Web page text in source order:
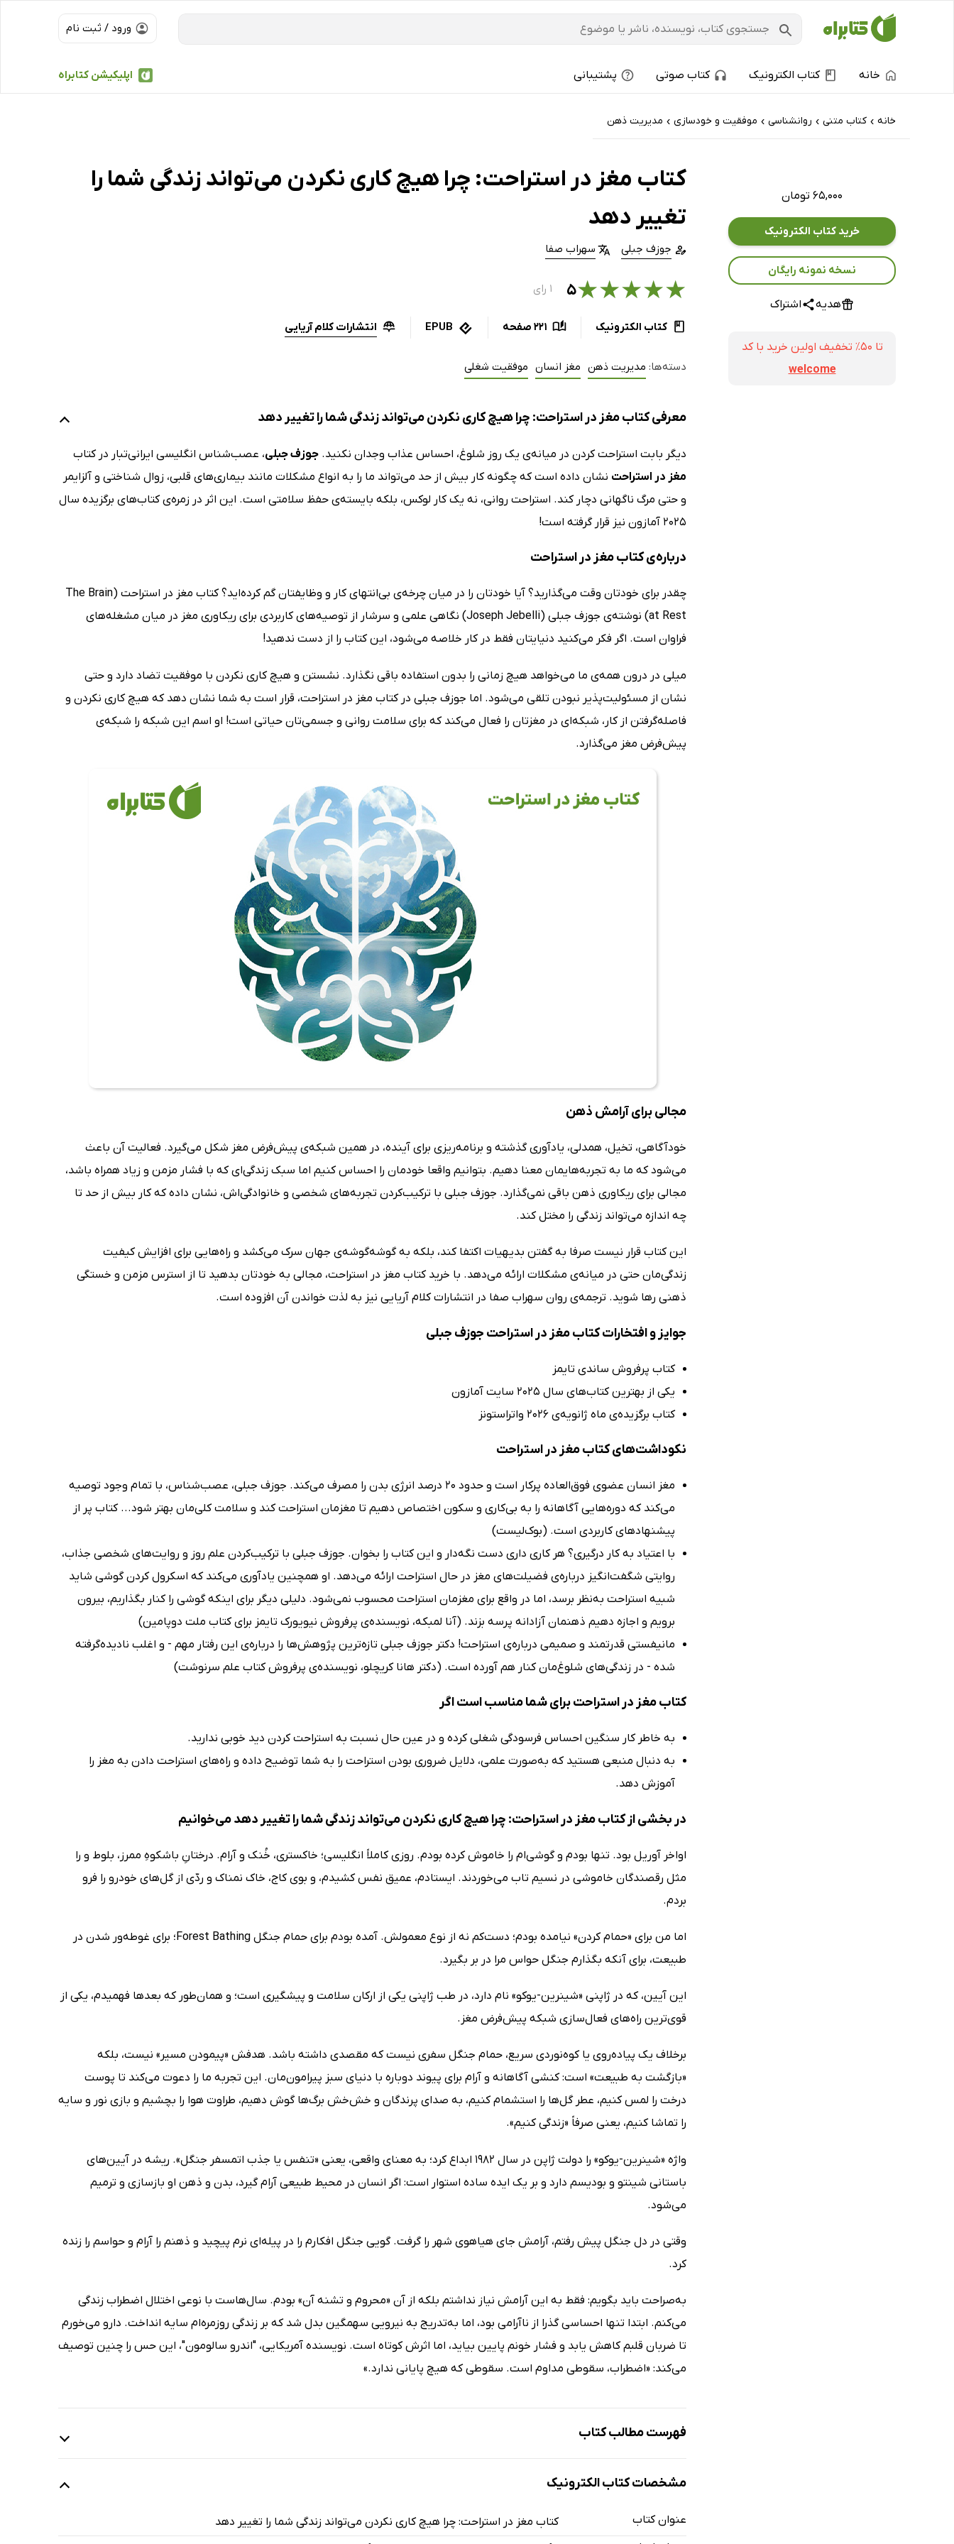
ورود / ثبت نام
اپلیکیشن کتابراه خانه کتاب الکترونیک کتاب صوتی پشتیبانی
خانه › کتاب‌ متنی › روانشناسی › موفقیت و خودسازی › مدیریت ذهن
۶۵,۰۰۰ تومان
خرید کتاب الکترونیک
نسخه نمونه رایگان
هدیه اشتراک
تا ۵۰٪ تخفیف اولین خرید با کد
welcome
کتاب مغز در استراحت: چرا هیچ کاری نکردن می‌تواند زندگی شما را
تغییر دهد
جوزف جبلی سهراب صفا
★
★
★
★
★۵ ۱ رای
کتاب الکترونیک 221 صفحه EPUB انتشارات کلام آریایی
دسته‌ها: مدیریت ذهن مغز انسان موفقیت شغلی
معرفی کتاب مغز در استراحت: چرا هیچ کاری نکردن می‌تواند زندگی شما را تغییر دهد
دیگر بابت استراحت کردن در میانه‌ی یک روز شلوغ، احساس عذاب وجدان نکنید. جوزف جبلی، عصب‌شناس انگلیسی ایرانی‌تبار در کتاب
مغز در استراحت نشان داده است که چگونه کار بیش از حد می‌تواند ما را به انواع مشکلات مانند بیماری‌های قلبی، زوال شناختی و آلزایمر
و حتی مرگ ناگهانی دچار کند. استراحت روانی، نه یک کار لوکس، بلکه بایسته‌ی حفظ سلامتی است. این اثر در زمره‌ی کتاب‌های برگزیده سال
2025 آمازون نیز قرار گرفته است!
درباره‌ی کتاب مغز در استراحت
چقدر برای خودتان وقت می‌گذارید؟ آیا خودتان را در میان چرخه‌ی بی‌انتهای کار و وظایفتان گم کرده‌اید؟ کتاب مغز در استراحت (The Brain
at Rest) نوشته‌ی جوزف جبلی (Joseph Jebelli) نگاهی علمی و سرشار از توصیه‌های کاربردی برای ریکاوری مغز در میان مشغله‌های
فراوان است. اگر فکر می‌کنید دنیایتان فقط در کار خلاصه می‌شود، این کتاب را از دست ندهید!
میلی در درون همه‌ی ما می‌خواهد هیچ زمانی را بدون استفاده باقی نگذارد. نشستن و هیچ کاری نکردن با موفقیت تضاد دارد و حتی
نشان از مسئولیت‌پذیر نبودن تلقی می‌شود. اما جوزف جبلی در کتاب مغز در استراحت، قرار است به شما نشان دهد که هیچ کاری نکردن و
فاصله‌گرفتن از کار، شبکه‌ای در مغزتان را فعال می‌کند که برای سلامت روانی و جسمی‌تان حیاتی است! او اسم این شبکه را شبکه‌ی
پیش‌فرض مغز می‌گذارد.
مجالی برای آرامش ذهن
خودآگاهی، تخیل، همدلی، یادآوری گذشته و برنامه‌ریزی برای آینده، در همین شبکه‌ی پیش‌فرض مغز شکل می‌گیرد. فعالیت آن باعث
می‌شود که ما به تجربه‌هایمان معنا دهیم. بتوانیم واقعا خودمان را احساس کنیم اما سبک زندگی‌ای که با فشار مزمن و زیاد همراه باشد،
مجالی برای ریکاوری ذهن باقی نمی‌گذارد. جوزف جبلی با ترکیب‌کردن تجربه‌های شخصی و خانوادگی‌اش، نشان داده که کار بیش از حد تا
چه اندازه می‌تواند زندگی را مختل کند.
این کتاب قرار نیست صرفا به گفتن بدیهیات اکتفا کند، بلکه به گوشه‌گوشه‌ی جهان سرک می‌کشد و راه‌هایی برای افزایش کیفیت
زندگی‌مان حتی در میانه‌ی مشکلات ارائه می‌دهد. با خرید کتاب مغز در استراحت، مجالی به خودتان بدهید تا از استرس مزمن و خستگی
ذهنی رها شوید. ترجمه‌ی روان سهراب صفا در انتشارات کلام آریایی نیز به لذت خواندن آن افزوده است.
جوایز و افتخارات کتاب مغز در استراحت جوزف جبلی
کتاب پرفروش ساندی تایمز
یکی از بهترین کتاب‌های سال 2025 سایت آمازون
کتاب برگزیده‌ی ماه ژانویه‌ی 2026 واتراستونز
نکوداشت‌های کتاب مغز در استراحت
مغز انسان عضوی فوق‌العاده پرکار است و حدود 20 درصد انرژی بدن را مصرف می‌کند. جوزف جبلی، عصب‌شناس، با تمام وجود توصیه
می‌کند که دوره‌هایی آگاهانه را به بی‌کاری و سکون اختصاص دهیم تا مغزمان استراحت کند و سلامت کلی‌مان بهتر شود... کتاب پر از
پیشنهاد‌های کاربردی است. (بوک‌لیست)
با اعتیاد به کار درگیری؟ هر کاری داری دست نگه‌دار و این کتاب را بخوان. جوزف جبلی با ترکیب‌کردن علم روز و روایت‌های شخصی جذاب،
روایتی شگفت‌انگیز درباره‌ی فضیلت‌های مغز در حال استراحت ارائه می‌دهد. او همچنین یادآوری می‌کند که اسکرول‌ کردن گوشی شاید
شبیه استراحت به‌نظر برسد، اما در واقع برای مغزمان استراحت محسوب نمی‌شود. دلیلی دیگر برای اینکه گوشی را کنار بگذاریم، بیرون
برویم و اجازه دهیم ذهنمان آزادانه پرسه بزند. (آنا لمبکه، نویسنده‌ی پرفروش نیویورک تایمز برای کتاب ملت دوپامین)
مانیفستی قدرتمند و صمیمی درباره‌ی استراحت! دکتر جوزف جبلی تازه‌ترین پژوهش‌ها را درباره‌ی این رفتار مهم - و اغلب نادیده‌گرفته
شده - در زندگی‌های شلوغ‌مان کنار هم آورده است. (دکتر هانا کریچلو، نویسنده‌ی پرفروش کتاب علم سرنوشت)
کتاب مغز در استراحت برای شما مناسب است اگر
به خاطر کار سنگین احساس فرسودگی شغلی کرده و در عین حال نسبت به استراحت کردن دید خوبی ندارید.
به دنبال منبعی هستید که به‌صورت علمی، دلایل ضروری بودن استراحت را به شما توضیح داده و راه‌های استراحت دادن به مغز را
آموزش دهد.
در بخشی از کتاب مغز در استراحت: چرا هیچ کاری نکردن می‌تواند زندگی شما را تغییر دهد می‌خوانیم
اواخر آوریل بود. تنها بودم و گوشی‌ام را خاموش کرده بودم. روزی کاملاً انگلیسی؛ خاکستری، خُنک و آرام. درختانِ باشکوهِ ممرز، بلوط و را
مثل رقصندگان خاموشی در نسیم تاب می‌خوردند. ایستادم، عمیق نفس کشیدم، و بوی کاج، خاک نمناک و ردّی از گل‌های خودرو را فرو
بردم.
اما من برای «حمام کردن» نیامده بودم؛ دست‌کم نه از نوع معمولش. آمده بودم برای حمام جنگل Forest Bathing؛ برای غوطه‌ور شدن در
طبیعت، برای آنکه بگذارم جنگل حواس مرا در بر بگیرد.
این آیین، که در ژاپنی «شینرین-یوکو» نام دارد، در طب ژاپنی یکی از ارکان سلامت و پیشگیری است؛ و همان‌طور که بعدها فهمیدم، یکی از
قوی‌ترین راه‌های فعال‌سازی شبکه پیش‌فرض مغز.
برخلاف یک پیاده‌روی یا کوه‌نوردی سریع، حمام جنگل سفری نیست که مقصدی داشته باشد. هدفش «پیمودن مسیر» نیست، بلکه
«بازگشت به طبیعت» است: کنشی آگاهانه و آرام برای پیوند دوباره با دنیای سبز پیرامون‌مان. این تجربه ما را دعوت می‌کند تا پوست
درخت را لمس کنیم، عطر گل‌ها را استشمام کنیم، به صدای پرندگان و خش‌خش برگ‌ها گوش دهیم، طراوت هوا را بچشیم و بازی نور و سایه
را تماشا کنیم، یعنی صرفاً «زندگی کنیم».
واژه «شینرین-یوکو» را دولت ژاپن در سال 1982 ابداع کرد؛ به معنای واقعی، یعنی «تنفس یا جذب اتمسفر جنگل». ریشه در آیین‌های
باستانی شینتو و بودیسم دارد و بر یک ایده ساده استوار است: اگر انسان در محیط طبیعی آرام گیرد، بدن و ذهن او بازسازی و ترمیم
می‌شود.
وقتی در دل جنگل پیش رفتم، آرامش جای هیاهوی شهر را گرفت. گویی جنگل افکارم را در پیله‌ای نرم پیچید و ذهنم را آرام و حواسم را زنده
کرد.
به‌صراحت باید بگویم: فقط به این آرامش نیاز نداشتم بلکه از آن «محروم و تشنه آن» بودم. سال‌هاست با نوعی اختلال اضطراب زندگی
می‌کنم. ابتدا تنها احساسی گذرا از ناآرامی بود، اما به‌تدریج به نیرویی سهمگین بدل شد که بر زندگی روزمره‌ام سایه انداخت. دارو می‌خورم
تا ضربان قلبم کاهش یابد و فشار خونم پایین بیاید، اما اثرش کوتاه است. نویسنده آمریکایی، "اندرو سالومون"، این حس را چنین توصیف
می‌کند: «اضطراب، سقوطی مداوم است. سقوطی که هیچ پایانی ندارد.»
فهرست مطالب کتاب
مقدمه
مشخصات کتاب الکترونیک
عنوان کتاب
کتاب مغز در استراحت: چرا هیچ کاری نکردن می‌تواند زندگی شما را تغییر دهد